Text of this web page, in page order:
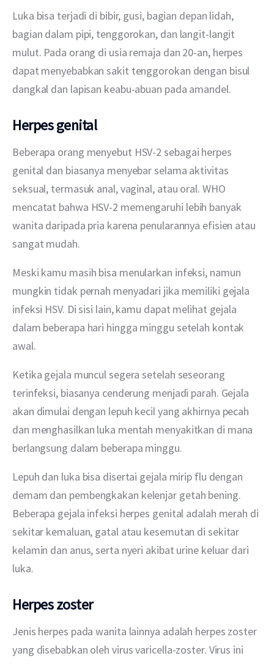
Luka bisa terjadi di bibir, gusi, bagian depan lidah,
bagian dalam pipi, tenggorokan, dan langit-langit
mulut. Pada orang di usia remaja dan 20-an, herpes
dapat menyebabkan sakit tenggorokan dengan bisul
dangkal dan lapisan keabu-abuan pada amandel.
Herpes genital
Beberapa orang menyebut HSV-2 sebagai herpes
genital dan biasanya menyebar selama aktivitas
seksual, termasuk anal, vaginal, atau oral. WHO
mencatat bahwa HSV-2 memengaruhi lebih banyak
wanita daripada pria karena penularannya efisien atau
sangat mudah.
Meski kamu masih bisa menularkan infeksi, namun
mungkin tidak pernah menyadari jika memiliki gejala
infeksi HSV. Di sisi lain, kamu dapat melihat gejala
dalam beberapa hari hingga minggu setelah kontak
awal.
Ketika gejala muncul segera setelah seseorang
terinfeksi, biasanya cenderung menjadi parah. Gejala
akan dimulai dengan lepuh kecil yang akhirnya pecah
dan menghasilkan luka mentah menyakitkan di mana
berlangsung dalam beberapa minggu.
Lepuh dan luka bisa disertai gejala mirip flu dengan
demam dan pembengkakan kelenjar getah bening.
Beberapa gejala infeksi herpes genital adalah merah di
sekitar kemaluan, gatal atau kesemutan di sekitar
kelamin dan anus, serta nyeri akibat urine keluar dari
luka.
Herpes zoster
Jenis herpes pada wanita lainnya adalah herpes zoster
yang disebabkan oleh virus varicella-zoster. Virus ini